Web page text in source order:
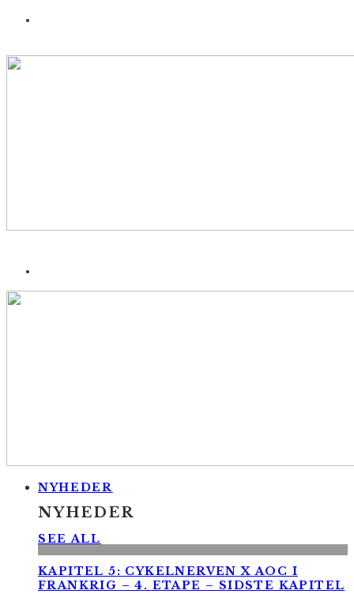
NYHEDER
NYHEDER
SEE ALL
KAPITEL 5: CYKELNERVEN X AOC I
FRANKRIG – 4. ETAPE – SIDSTE KAPITEL